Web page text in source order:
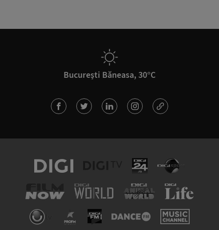
București Băneasa, 30°C